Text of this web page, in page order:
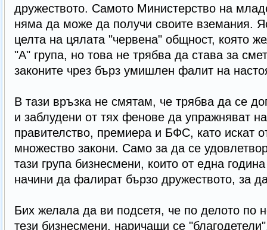
дружеството. Самото Министерство на
няма да може да получи своите вземания.
целта на цялата "червена" общност, която
"А" група, но това не трябва да става за
законите чрез бърз умишлен фалит на
В тази връзка не смятам, че трябва да се
и заблудени от тях фенове да упражняват
правителство, премиера и БФС, като искат
множество закони. Само за да се
тази група бизнесмени, които от една
начини да фалират бързо дружеството, за
Бих желала да ви подсетя, че по делото по
тези бизнесмени, наричащи се